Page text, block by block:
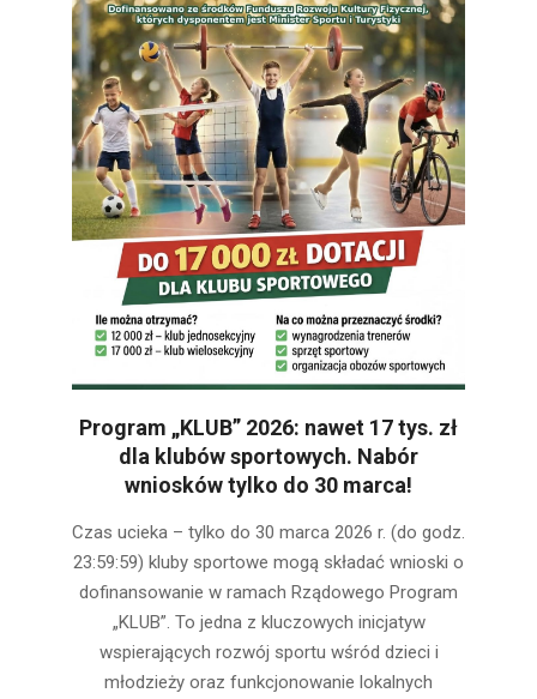
Program „KLUB” 2026: nawet 17 tys. zł
dla klubów sportowych. Nabór
wniosków tylko do 30 marca!
03-
22
Czas ucieka – tylko do 30 marca 2026 r. (do godz.
23:59:59) kluby sportowe mogą składać wnioski o
dofinansowanie w ramach Rządowego Program
„KLUB”. To jedna z kluczowych inicjatyw
wspierających rozwój sportu wśród dzieci i
młodzieży oraz funkcjonowanie lokalnych